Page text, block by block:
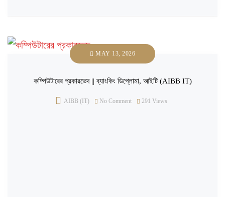
MAY 13, 2026
কম্পিউটারের প্রকারভেদ || ব্যাংকিং ডিপ্লোমা, আইটি (AIBB IT)
AIBB (IT) No Comment 291 Views